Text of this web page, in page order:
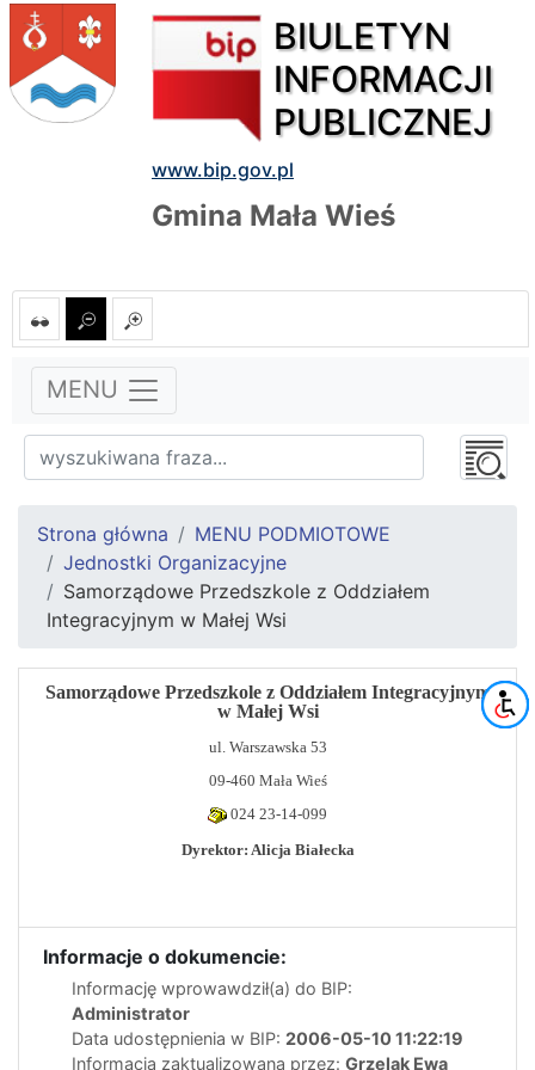
BIULETYN
INFORMACJI
PUBLICZNEJ
www.bip.gov.pl
Gmina Mała Wieś
MENU
Strona główna
MENU PODMIOTOWE
Jednostki Organizacyjne
Samorządowe Przedszkole z Oddziałem
Integracyjnym w Małej Wsi
Samorządowe Przedszkole z Oddziałem Integracyjnym
w Małej Wsi
ul. Warszawska 53
09-460 Mała Wieś
024 23-14-099
Dyrektor: Alicja Białecka
Informacje o dokumencie:
Informację wprowawdził(a) do BIP:
Administrator
Data udostępnienia w BIP: 2006-05-10 11:22:19
Informacja zaktualizowana przez: Grzelak Ewa